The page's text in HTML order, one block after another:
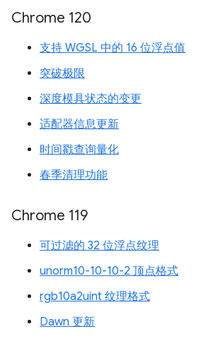
Chrome 120
支持 WGSL 中的 16 位浮点值
突破极限
深度模具状态的变更
适配器信息更新
时间戳查询量化
春季清理功能
Chrome 119
可过滤的 32 位浮点纹理
unorm10-10-10-2 顶点格式
rgb10a2uint 纹理格式
Dawn 更新